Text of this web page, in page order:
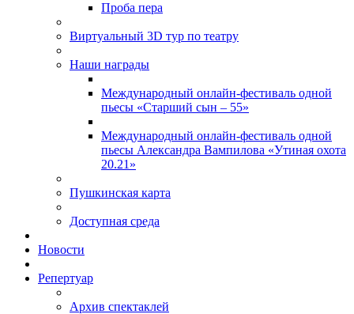
Проба пера
Виртуальный 3D тур по театру
Наши награды
Международный онлайн-фестиваль одной
пьесы «Старший сын – 55»
Международный онлайн-фестиваль одной
пьесы Александра Вампилова «Утиная охота
20.21»
Пушкинская карта
Доступная среда
Новости
Репертуар
Архив спектаклей